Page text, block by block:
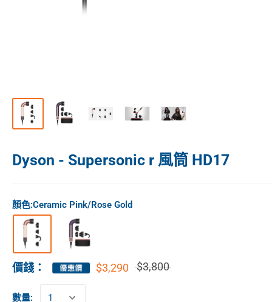
Dyson - Supersonic r 風筒 HD17
顏色:Ceramic Pink/Rose Gold
價錢： $3,290 $3,800
數量: